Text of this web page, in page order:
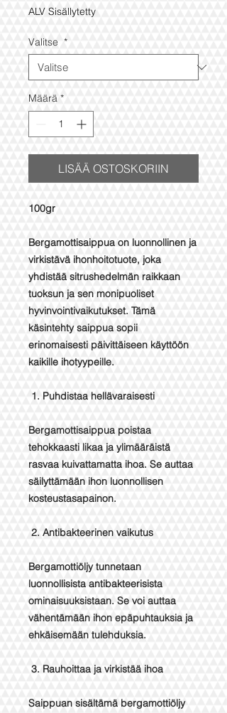
ALV Sisällytetty
Valitse *
Määrä *
LISÄÄ OSTOSKORIIN
100gr
Bergamottisaippua on luonnollinen ja
virkistävä ihonhoitotuote, joka
yhdistää sitrushedelmän raikkaan
tuoksun ja sen monipuoliset
hyvinvointivaikutukset. Tämä
käsintehty saippua sopii
erinomaisesti päivittäiseen käyttöön
kaikille ihotyypeille.
1. Puhdistaa hellävaraisesti
Bergamottisaippua poistaa
tehokkaasti likaa ja ylimääräistä
rasvaa kuivattamatta ihoa. Se auttaa
säilyttämään ihon luonnollisen
kosteustasapainon.
2. Antibakteerinen vaikutus
Bergamottiöljy tunnetaan
luonnollisista antibakteerisista
ominaisuuksistaan. Se voi auttaa
vähentämään ihon epäpuhtauksia ja
ehkäisemään tulehduksia.
3. Rauhoittaa ja virkistää ihoa
Saippuan sisältämä bergamottiöljy